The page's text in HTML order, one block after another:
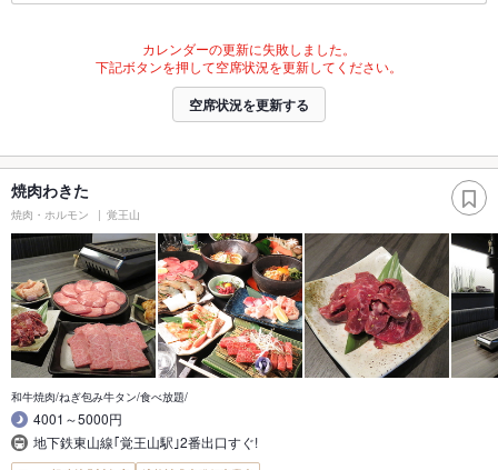
カレンダーの更新に失敗しました。
下記ボタンを押して空席状況を更新してください。
空席状況を更新する
焼肉わきた
焼肉・ホルモン 覚王山
和牛焼肉/ねぎ包み牛タン/食べ放題/
4001～5000円
地下鉄東山線｢覚王山駅｣2番出口すぐ!